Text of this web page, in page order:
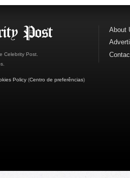
Celebrity Post.
Policy (Centro de preferências)
About